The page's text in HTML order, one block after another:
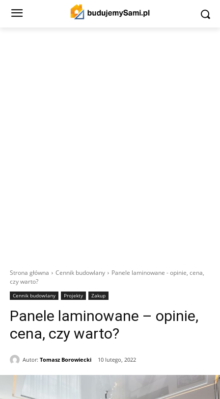
Strona główna Cennik budowlany
Panele laminowane - opinie, cena,
czy warto?
Cennik budowlany Projekty Zakup
Panele laminowane – opinie,
cena, czy warto?
Autor: Tomasz Borowiecki 10 lutego, 2022